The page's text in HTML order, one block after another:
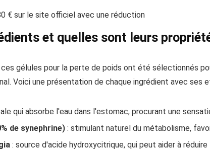
€ sur le site officiel avec une réduction
et quelles sont leurs
gélules pour la perte de poids ont été sélectionnés
Voici une présentation de chaque ingrédient avec ses
qui absorbe l'eau dans l'estomac, procurant une
de synephrine) : stimulant naturel du métabolisme,
: source d'acide hydroxycitrique, qui peut aider à